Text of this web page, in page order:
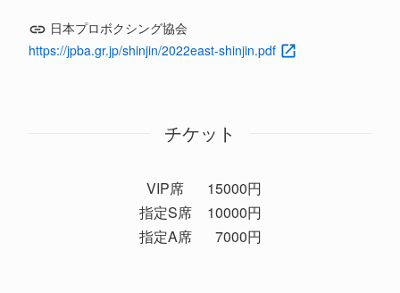
日本プロボクシング協会
https://jpba.gr.jp/shinjin/2022east-shinjin.pdf
チケット
VIP席
15000円
指定S席
10000円
指定A席
7000円